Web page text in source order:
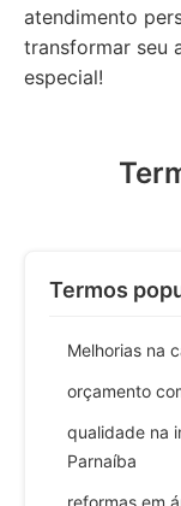
atendimento
transformar seu
especial!
Termos
Melhorias na
orçamento
qualidade na
Parnaíba
reformas em